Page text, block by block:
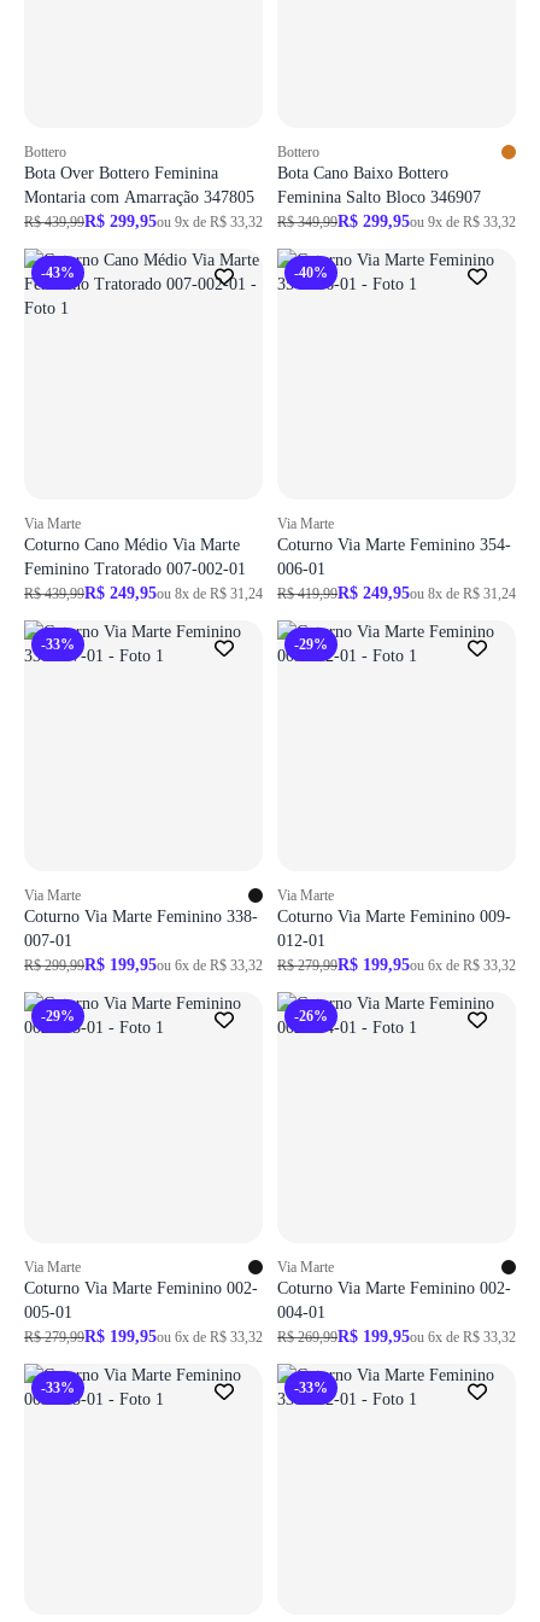
Bottero
Bota Over Bottero Feminina
Montaria com Amarração 347805
R$ 439,99R$ 299,95ou 9x de R$ 33,32
Bottero
Bota Cano Baixo Bottero
Feminina Salto Bloco 346907
R$ 349,99R$ 299,95ou 9x de R$ 33,32
-43%
Via Marte
Coturno Cano Médio Via Marte
Feminino Tratorado 007-002-01
R$ 439,99R$ 249,95ou 8x de R$ 31,24
-40%
Via Marte
Coturno Via Marte Feminino 354-
006-01
R$ 419,99R$ 249,95ou 8x de R$ 31,24
-33%
Via Marte
Coturno Via Marte Feminino 338-
007-01
R$ 299,99R$ 199,95ou 6x de R$ 33,32
-29%
Via Marte
Coturno Via Marte Feminino 009-
012-01
R$ 279,99R$ 199,95ou 6x de R$ 33,32
-29%
Via Marte
Coturno Via Marte Feminino 002-
005-01
R$ 279,99R$ 199,95ou 6x de R$ 33,32
-26%
Via Marte
Coturno Via Marte Feminino 002-
004-01
R$ 269,99R$ 199,95ou 6x de R$ 33,32
-33% -33%